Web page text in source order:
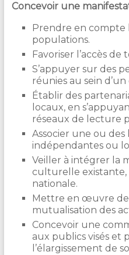
Concevoir une
Prendre en compte
populations.
Favoriser l’accès de
S’appuyer sur des
réunies au sein
Établir des
locaux, en
réseaux de lecture
Associer une ou des
indépendantes ou
Veiller à intégrer la
culturelle existante,
nationale.
Mettre en œuvre
mutualisation des
Concevoir une
aux publics visés et
l’élargissement de